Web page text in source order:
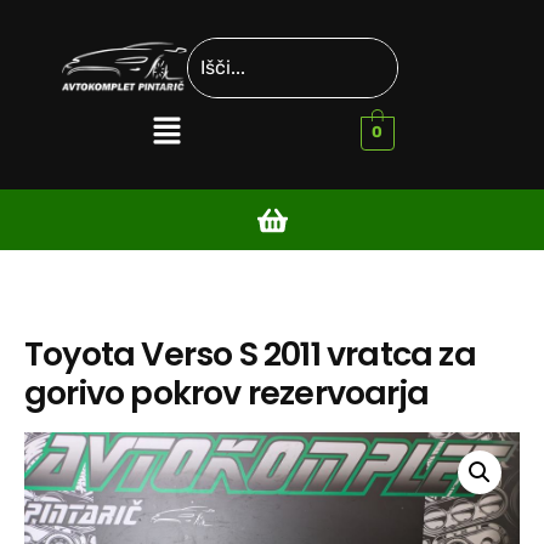
0
Toyota Verso S 2011 vratca za
gorivo pokrov rezervoarja